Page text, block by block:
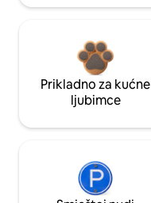
Prikladno za kućne
ljubimce